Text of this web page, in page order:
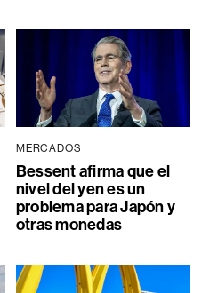
MERCADOS
Bessent afirma que el
nivel del yen es un
problema para Japón y
otras monedas